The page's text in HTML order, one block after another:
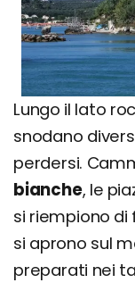
Lungo il lato
snodano
perdersi.
bianche, le
si riempiono
si aprono sul
preparati nei